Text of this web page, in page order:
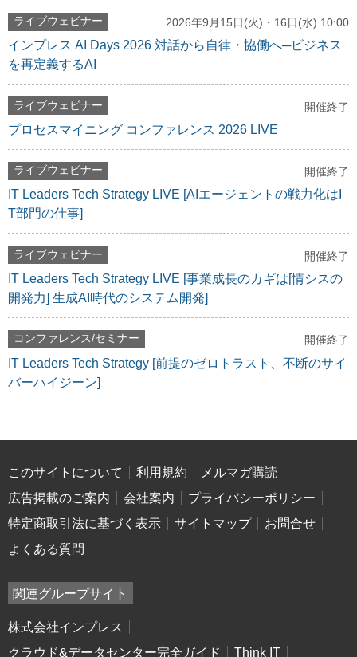
ライブウェビナー 2026年9月15日(火)・16日(水) 10:00
インプレス AI Days 2026 対話から自律・協働へ─ビジネス
を再定義するAI
ライブウェビナー 開催終了
プロセスマイニング コンファレンス 2026 LIVE
ライブウェビナー 開催終了
IT Leaders Tech Strategy LIVE [AIエージェントの戦力化はI
T部門の仕事]
ライブウェビナー 開催終了
IT Leaders Tech Strategy LIVE [事業成長のカギは[情シスの
開発力] 生成AI時代のシステム開発]
コンファレンス/セミナー 開催終了
IT Leaders Tech Strategy [前提のゼロトラスト、不断のサイ
バーハイジーン]
このサイトについて 利用規約
メルマガ購読
広告掲載のご案内
会社案内
プライバシーポリシー
特定商取引法に基づく表示
サイトマップ
お問合せ
よくある質問
関連グループサイト
株式会社インプレス
クラウド&データセンター完全ガイド
Think IT